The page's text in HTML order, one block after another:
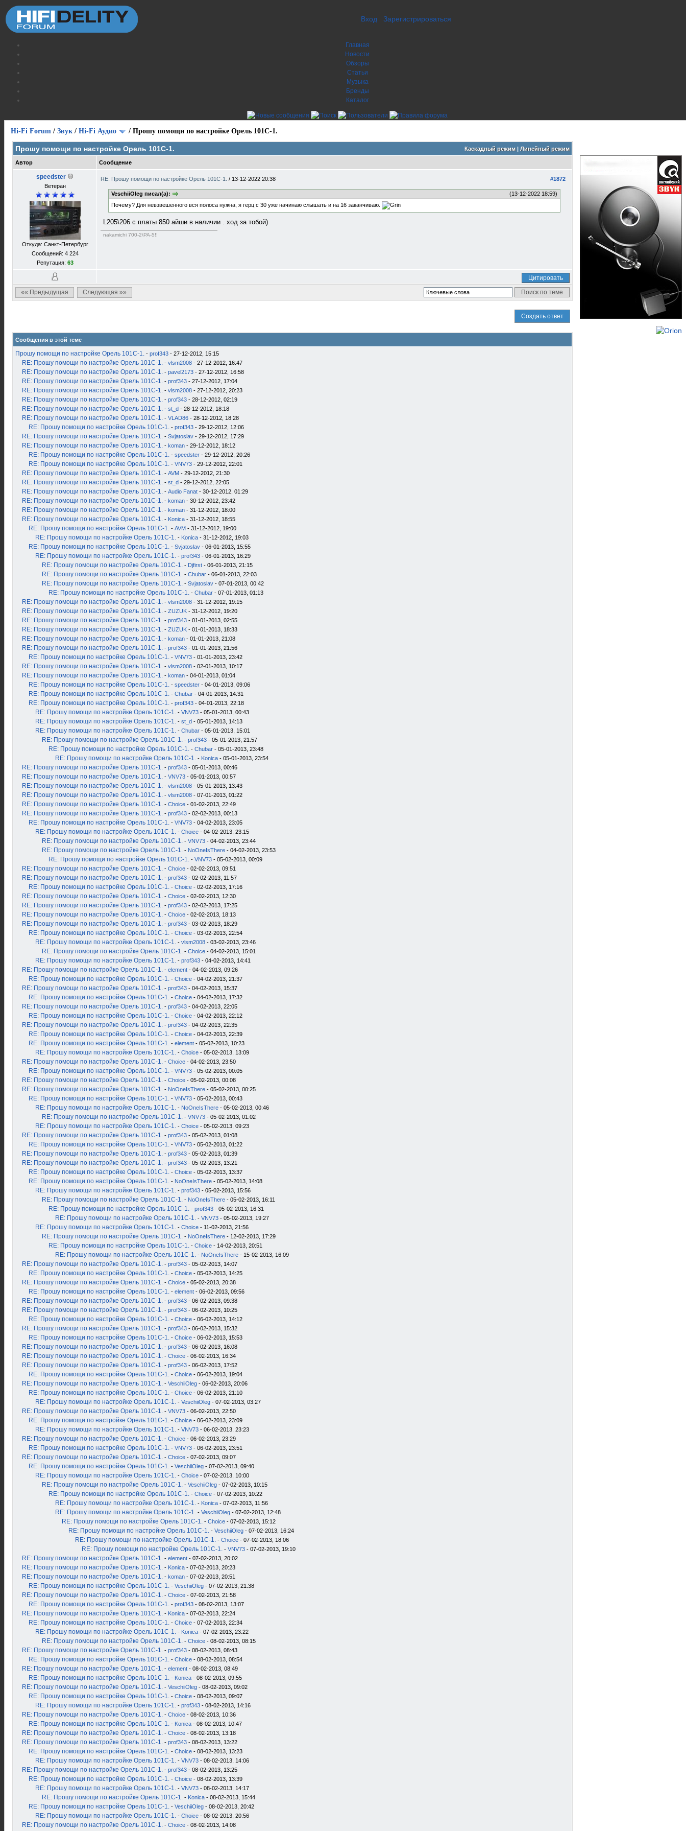
Вход Зарегистрироваться
Главная
Новости
Обзоры
Статьи
Музыка
Бренды
Каталог
Hi-Fi Forum / Звук / Hi-Fi Аудио / Прошу помощи по настройке Орель 101С-1.
Каскадный режим| Линейный режим
Прошу помощи по настройке Орель 101С-1.
Автор Сообщение
speedster
Ветеран
Откуда: Санкт-Петербург
Сообщений: 4 224
Репутация: 63
#1872
RE: Прошу помощи по настройке Орель 101С-1. / 13-12-2022 20:38
(13-12-2022 18:59)
VeschiiOleg писал(а):
Почему? Для невзвешенного вся полоса нужна, я герц с 30 уже начинаю слышать и на 16 заканчиваю.
L205\206 с платы 850 айши в наличии . ход за тобой)
nakamichi 700-2\PA-5!!
Цитировать
«« Предыдущая
Следующая »»
Создать ответ
Сообщения в этой теме
Прошу помощи по настройке Орель 101С-1. - prof343 - 27-12-2012, 15:15
RE: Прошу помощи по настройке Орель 101С-1. - vlsm2008 - 27-12-2012, 16:47
RE: Прошу помощи по настройке Орель 101С-1. - pavel2173 - 27-12-2012, 16:58
RE: Прошу помощи по настройке Орель 101С-1. - prof343 - 27-12-2012, 17:04
RE: Прошу помощи по настройке Орель 101С-1. - vlsm2008 - 27-12-2012, 20:23
RE: Прошу помощи по настройке Орель 101С-1. - prof343 - 28-12-2012, 02:19
RE: Прошу помощи по настройке Орель 101С-1. - st_d - 28-12-2012, 18:18
RE: Прошу помощи по настройке Орель 101С-1. - VLAD86 - 28-12-2012, 18:28
RE: Прошу помощи по настройке Орель 101С-1. - prof343 - 29-12-2012, 12:06
RE: Прошу помощи по настройке Орель 101С-1. - Svjatoslav - 29-12-2012, 17:29
RE: Прошу помощи по настройке Орель 101С-1. - koman - 29-12-2012, 18:12
RE: Прошу помощи по настройке Орель 101С-1. - speedster - 29-12-2012, 20:26
RE: Прошу помощи по настройке Орель 101С-1. - VNV73 - 29-12-2012, 22:01
RE: Прошу помощи по настройке Орель 101С-1. - AVM - 29-12-2012, 21:30
RE: Прошу помощи по настройке Орель 101С-1. - st_d - 29-12-2012, 22:05
RE: Прошу помощи по настройке Орель 101С-1. - Audio Fanat - 30-12-2012, 01:29
RE: Прошу помощи по настройке Орель 101С-1. - koman - 30-12-2012, 23:42
RE: Прошу помощи по настройке Орель 101С-1. - koman - 31-12-2012, 18:00
RE: Прошу помощи по настройке Орель 101С-1. - Konica - 31-12-2012, 18:55
RE: Прошу помощи по настройке Орель 101С-1. - AVM - 31-12-2012, 19:00
RE: Прошу помощи по настройке Орель 101С-1. - Konica - 31-12-2012, 19:03
RE: Прошу помощи по настройке Орель 101С-1. - Svjatoslav - 06-01-2013, 15:55
RE: Прошу помощи по настройке Орель 101С-1. - prof343 - 06-01-2013, 16:29
RE: Прошу помощи по настройке Орель 101С-1. - Djfirst - 06-01-2013, 21:15
RE: Прошу помощи по настройке Орель 101С-1. - Chubar - 06-01-2013, 22:03
RE: Прошу помощи по настройке Орель 101С-1. - Svjatoslav - 07-01-2013, 00:42
RE: Прошу помощи по настройке Орель 101С-1. - Chubar - 07-01-2013, 01:13
RE: Прошу помощи по настройке Орель 101С-1. - vlsm2008 - 31-12-2012, 19:15
RE: Прошу помощи по настройке Орель 101С-1. - ZUZUK - 31-12-2012, 19:20
RE: Прошу помощи по настройке Орель 101С-1. - prof343 - 01-01-2013, 02:55
RE: Прошу помощи по настройке Орель 101С-1. - ZUZUK - 01-01-2013, 18:33
RE: Прошу помощи по настройке Орель 101С-1. - koman - 01-01-2013, 21:08
RE: Прошу помощи по настройке Орель 101С-1. - prof343 - 01-01-2013, 21:56
RE: Прошу помощи по настройке Орель 101С-1. - VNV73 - 01-01-2013, 23:42
RE: Прошу помощи по настройке Орель 101С-1. - vlsm2008 - 02-01-2013, 10:17
RE: Прошу помощи по настройке Орель 101С-1. - koman - 04-01-2013, 01:04
RE: Прошу помощи по настройке Орель 101С-1. - speedster - 04-01-2013, 09:06
RE: Прошу помощи по настройке Орель 101С-1. - Chubar - 04-01-2013, 14:31
RE: Прошу помощи по настройке Орель 101С-1. - prof343 - 04-01-2013, 22:18
RE: Прошу помощи по настройке Орель 101С-1. - VNV73 - 05-01-2013, 00:43
RE: Прошу помощи по настройке Орель 101С-1. - st_d - 05-01-2013, 14:13
RE: Прошу помощи по настройке Орель 101С-1. - Chubar - 05-01-2013, 15:01
RE: Прошу помощи по настройке Орель 101С-1. - prof343 - 05-01-2013, 21:57
RE: Прошу помощи по настройке Орель 101С-1. - Chubar - 05-01-2013, 23:48
RE: Прошу помощи по настройке Орель 101С-1. - Konica - 05-01-2013, 23:54
RE: Прошу помощи по настройке Орель 101С-1. - prof343 - 05-01-2013, 00:46
RE: Прошу помощи по настройке Орель 101С-1. - VNV73 - 05-01-2013, 00:57
RE: Прошу помощи по настройке Орель 101С-1. - vlsm2008 - 05-01-2013, 13:43
RE: Прошу помощи по настройке Орель 101С-1. - vlsm2008 - 07-01-2013, 01:22
RE: Прошу помощи по настройке Орель 101С-1. - Choice - 01-02-2013, 22:49
RE: Прошу помощи по настройке Орель 101С-1. - prof343 - 02-02-2013, 00:13
RE: Прошу помощи по настройке Орель 101С-1. - VNV73 - 04-02-2013, 23:05
RE: Прошу помощи по настройке Орель 101С-1. - Choice - 04-02-2013, 23:15
RE: Прошу помощи по настройке Орель 101С-1. - VNV73 - 04-02-2013, 23:44
RE: Прошу помощи по настройке Орель 101С-1. - NoOneIsThere - 04-02-2013, 23:53
RE: Прошу помощи по настройке Орель 101С-1. - VNV73 - 05-02-2013, 00:09
RE: Прошу помощи по настройке Орель 101С-1. - Choice - 02-02-2013, 09:51
RE: Прошу помощи по настройке Орель 101С-1. - prof343 - 02-02-2013, 11:57
RE: Прошу помощи по настройке Орель 101С-1. - Choice - 02-02-2013, 17:16
RE: Прошу помощи по настройке Орель 101С-1. - Choice - 02-02-2013, 12:30
RE: Прошу помощи по настройке Орель 101С-1. - prof343 - 02-02-2013, 17:25
RE: Прошу помощи по настройке Орель 101С-1. - Choice - 02-02-2013, 18:13
RE: Прошу помощи по настройке Орель 101С-1. - prof343 - 03-02-2013, 18:29
RE: Прошу помощи по настройке Орель 101С-1. - Choice - 03-02-2013, 22:54
RE: Прошу помощи по настройке Орель 101С-1. - vlsm2008 - 03-02-2013, 23:46
RE: Прошу помощи по настройке Орель 101С-1. - Choice - 04-02-2013, 15:01
RE: Прошу помощи по настройке Орель 101С-1. - prof343 - 04-02-2013, 14:41
RE: Прошу помощи по настройке Орель 101С-1. - element - 04-02-2013, 09:26
RE: Прошу помощи по настройке Орель 101С-1. - Choice - 04-02-2013, 21:37
RE: Прошу помощи по настройке Орель 101С-1. - prof343 - 04-02-2013, 15:37
RE: Прошу помощи по настройке Орель 101С-1. - Choice - 04-02-2013, 17:32
RE: Прошу помощи по настройке Орель 101С-1. - prof343 - 04-02-2013, 22:05
RE: Прошу помощи по настройке Орель 101С-1. - Choice - 04-02-2013, 22:12
RE: Прошу помощи по настройке Орель 101С-1. - prof343 - 04-02-2013, 22:35
RE: Прошу помощи по настройке Орель 101С-1. - Choice - 04-02-2013, 22:39
RE: Прошу помощи по настройке Орель 101С-1. - element - 05-02-2013, 10:23
RE: Прошу помощи по настройке Орель 101С-1. - Choice - 05-02-2013, 13:09
RE: Прошу помощи по настройке Орель 101С-1. - Choice - 04-02-2013, 23:50
RE: Прошу помощи по настройке Орель 101С-1. - VNV73 - 05-02-2013, 00:05
RE: Прошу помощи по настройке Орель 101С-1. - Choice - 05-02-2013, 00:08
RE: Прошу помощи по настройке Орель 101С-1. - NoOneIsThere - 05-02-2013, 00:25
RE: Прошу помощи по настройке Орель 101С-1. - VNV73 - 05-02-2013, 00:43
RE: Прошу помощи по настройке Орель 101С-1. - NoOneIsThere - 05-02-2013, 00:46
RE: Прошу помощи по настройке Орель 101С-1. - VNV73 - 05-02-2013, 01:02
RE: Прошу помощи по настройке Орель 101С-1. - Choice - 05-02-2013, 09:23
RE: Прошу помощи по настройке Орель 101С-1. - prof343 - 05-02-2013, 01:08
RE: Прошу помощи по настройке Орель 101С-1. - VNV73 - 05-02-2013, 01:22
RE: Прошу помощи по настройке Орель 101С-1. - prof343 - 05-02-2013, 01:39
RE: Прошу помощи по настройке Орель 101С-1. - prof343 - 05-02-2013, 13:21
RE: Прошу помощи по настройке Орель 101С-1. - Choice - 05-02-2013, 13:37
RE: Прошу помощи по настройке Орель 101С-1. - NoOneIsThere - 05-02-2013, 14:08
RE: Прошу помощи по настройке Орель 101С-1. - prof343 - 05-02-2013, 15:56
RE: Прошу помощи по настройке Орель 101С-1. - NoOneIsThere - 05-02-2013, 16:11
RE: Прошу помощи по настройке Орель 101С-1. - prof343 - 05-02-2013, 16:31
RE: Прошу помощи по настройке Орель 101С-1. - VNV73 - 05-02-2013, 19:27
RE: Прошу помощи по настройке Орель 101С-1. - Choice - 11-02-2013, 21:56
RE: Прошу помощи по настройке Орель 101С-1. - NoOneIsThere - 12-02-2013, 17:29
RE: Прошу помощи по настройке Орель 101С-1. - Choice - 14-02-2013, 20:51
RE: Прошу помощи по настройке Орель 101С-1. - NoOneIsThere - 15-02-2013, 16:09
RE: Прошу помощи по настройке Орель 101С-1. - prof343 - 05-02-2013, 14:07
RE: Прошу помощи по настройке Орель 101С-1. - Choice - 05-02-2013, 14:25
RE: Прошу помощи по настройке Орель 101С-1. - Choice - 05-02-2013, 20:38
RE: Прошу помощи по настройке Орель 101С-1. - element - 06-02-2013, 09:56
RE: Прошу помощи по настройке Орель 101С-1. - prof343 - 06-02-2013, 09:38
RE: Прошу помощи по настройке Орель 101С-1. - prof343 - 06-02-2013, 10:25
RE: Прошу помощи по настройке Орель 101С-1. - Choice - 06-02-2013, 14:12
RE: Прошу помощи по настройке Орель 101С-1. - prof343 - 06-02-2013, 15:32
RE: Прошу помощи по настройке Орель 101С-1. - Choice - 06-02-2013, 15:53
RE: Прошу помощи по настройке Орель 101С-1. - prof343 - 06-02-2013, 16:08
RE: Прошу помощи по настройке Орель 101С-1. - Choice - 06-02-2013, 16:34
RE: Прошу помощи по настройке Орель 101С-1. - prof343 - 06-02-2013, 17:52
RE: Прошу помощи по настройке Орель 101С-1. - Choice - 06-02-2013, 19:04
RE: Прошу помощи по настройке Орель 101С-1. - VeschiiOleg - 06-02-2013, 20:06
RE: Прошу помощи по настройке Орель 101С-1. - Choice - 06-02-2013, 21:10
RE: Прошу помощи по настройке Орель 101С-1. - VeschiiOleg - 07-02-2013, 03:27
RE: Прошу помощи по настройке Орель 101С-1. - VNV73 - 06-02-2013, 22:50
RE: Прошу помощи по настройке Орель 101С-1. - Choice - 06-02-2013, 23:09
RE: Прошу помощи по настройке Орель 101С-1. - VNV73 - 06-02-2013, 23:23
RE: Прошу помощи по настройке Орель 101С-1. - Choice - 06-02-2013, 23:29
RE: Прошу помощи по настройке Орель 101С-1. - VNV73 - 06-02-2013, 23:51
RE: Прошу помощи по настройке Орель 101С-1. - Choice - 07-02-2013, 09:07
RE: Прошу помощи по настройке Орель 101С-1. - VeschiiOleg - 07-02-2013, 09:40
RE: Прошу помощи по настройке Орель 101С-1. - Choice - 07-02-2013, 10:00
RE: Прошу помощи по настройке Орель 101С-1. - VeschiiOleg - 07-02-2013, 10:15
RE: Прошу помощи по настройке Орель 101С-1. - Choice - 07-02-2013, 10:22
RE: Прошу помощи по настройке Орель 101С-1. - Konica - 07-02-2013, 11:56
RE: Прошу помощи по настройке Орель 101С-1. - VeschiiOleg - 07-02-2013, 12:48
RE: Прошу помощи по настройке Орель 101С-1. - Choice - 07-02-2013, 15:12
RE: Прошу помощи по настройке Орель 101С-1. - VeschiiOleg - 07-02-2013, 16:24
RE: Прошу помощи по настройке Орель 101С-1. - Choice - 07-02-2013, 18:06
RE: Прошу помощи по настройке Орель 101С-1. - VNV73 - 07-02-2013, 19:10
RE: Прошу помощи по настройке Орель 101С-1. - element - 07-02-2013, 20:02
RE: Прошу помощи по настройке Орель 101С-1. - Konica - 07-02-2013, 20:23
RE: Прошу помощи по настройке Орель 101С-1. - koman - 07-02-2013, 20:51
RE: Прошу помощи по настройке Орель 101С-1. - VeschiiOleg - 07-02-2013, 21:38
RE: Прошу помощи по настройке Орель 101С-1. - Choice - 07-02-2013, 21:58
RE: Прошу помощи по настройке Орель 101С-1. - prof343 - 08-02-2013, 13:07
RE: Прошу помощи по настройке Орель 101С-1. - Konica - 07-02-2013, 22:24
RE: Прошу помощи по настройке Орель 101С-1. - Choice - 07-02-2013, 22:34
RE: Прошу помощи по настройке Орель 101С-1. - Konica - 07-02-2013, 23:22
RE: Прошу помощи по настройке Орель 101С-1. - Choice - 08-02-2013, 08:15
RE: Прошу помощи по настройке Орель 101С-1. - prof343 - 08-02-2013, 08:43
RE: Прошу помощи по настройке Орель 101С-1. - Choice - 08-02-2013, 08:54
RE: Прошу помощи по настройке Орель 101С-1. - element - 08-02-2013, 08:49
RE: Прошу помощи по настройке Орель 101С-1. - Konica - 08-02-2013, 09:55
RE: Прошу помощи по настройке Орель 101С-1. - VeschiiOleg - 08-02-2013, 09:02
RE: Прошу помощи по настройке Орель 101С-1. - Choice - 08-02-2013, 09:07
RE: Прошу помощи по настройке Орель 101С-1. - prof343 - 08-02-2013, 14:16
RE: Прошу помощи по настройке Орель 101С-1. - Choice - 08-02-2013, 10:36
RE: Прошу помощи по настройке Орель 101С-1. - Konica - 08-02-2013, 10:47
RE: Прошу помощи по настройке Орель 101С-1. - Choice - 08-02-2013, 13:18
RE: Прошу помощи по настройке Орель 101С-1. - prof343 - 08-02-2013, 13:22
RE: Прошу помощи по настройке Орель 101С-1. - Choice - 08-02-2013, 13:23
RE: Прошу помощи по настройке Орель 101С-1. - VNV73 - 08-02-2013, 14:06
RE: Прошу помощи по настройке Орель 101С-1. - prof343 - 08-02-2013, 13:25
RE: Прошу помощи по настройке Орель 101С-1. - Choice - 08-02-2013, 13:39
RE: Прошу помощи по настройке Орель 101С-1. - VNV73 - 08-02-2013, 14:17
RE: Прошу помощи по настройке Орель 101С-1. - Konica - 08-02-2013, 15:44
RE: Прошу помощи по настройке Орель 101С-1. - VeschiiOleg - 08-02-2013, 20:42
RE: Прошу помощи по настройке Орель 101С-1. - Choice - 08-02-2013, 20:56
RE: Прошу помощи по настройке Орель 101С-1. - Choice - 08-02-2013, 14:08